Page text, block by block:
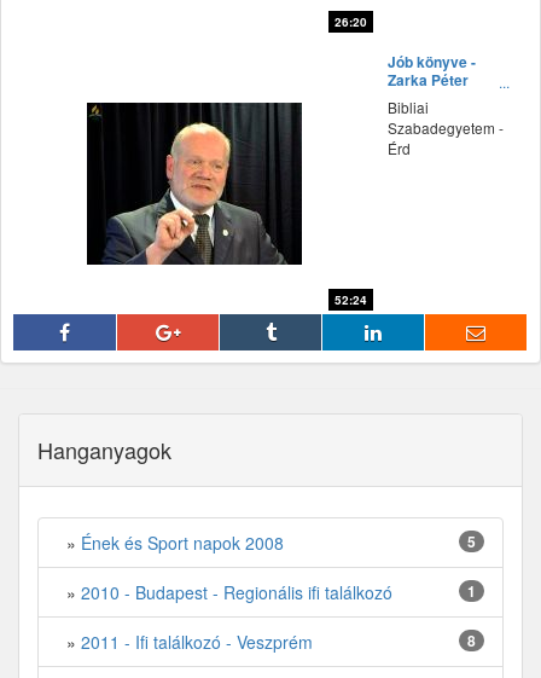
26:20
52:24
fff
Jób könyve -
Zarka Péter
előadása
Bibliai
Szabadegyetem -
Érd
Hanganyagok
5
» Ének és Sport napok 2008
1
» 2010 - Budapest - Regionális ifi találkozó
8
» 2011 - Ifi találkozó - Veszprém